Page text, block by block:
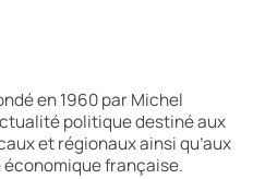
en 1960 par Michel
politique destiné aux
et régionaux ainsi qu’aux
française.